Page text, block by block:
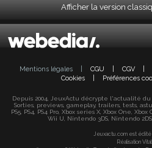
Afficher la version
Mentions légales CGU CGV
Cookies
Préférences
Depuis 2004, JeuxActu décrypte l'actualité
Sorties, previews, gameplay, trailers, tests,
PS5, PS4, PS4 Pro, Xbox series X, Xbox One,
Wii U, Nintendo 3DS, Nintendo 2DS,
Jeuxactu.com est édité
Réalisation